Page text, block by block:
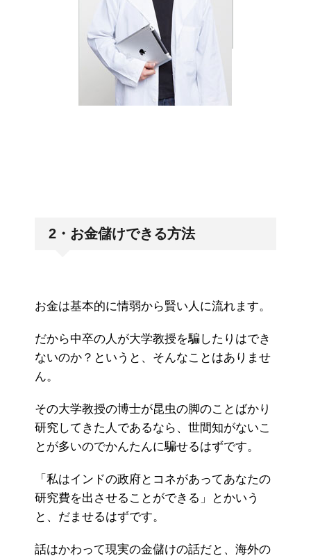
2・お金儲けできる方法
お金は基本的に情弱から賢い人に流れます。
だから中卒の人が大学教授を騙したりはでき
ないのか？というと、そんなことはありませ
ん。
その大学教授の博士が昆虫の脚のことばかり
研究してきた人であるなら、世間知がないこ
とが多いのでかんたんに騙せるはずです。
「私はインドの政府とコネがあってあなたの
研究費を出させることができる」とかいう
と、だませるはずです。
話はかわって現実の金儲けの話だと、海外の